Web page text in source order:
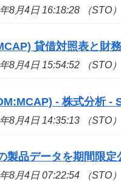
8月4日 16:18:28 （STO）
貸借対照表と財
8月4日 15:54:52 （STO）
- 株式分析 -
8月4日 14:35:13 （STO）
製品データを期間限
8月4日 07:22:54 （STO）